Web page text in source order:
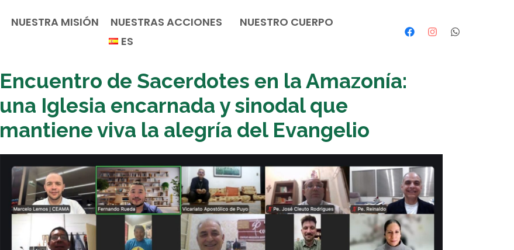
NUESTRA MISIÓN NUESTRAS ACCIONES
NUESTRO CUERPO
ES
Encuentro de Sacerdotes en la Amazonía:
una Iglesia encarnada y sinodal que
mantiene viva la alegría del Evangelio